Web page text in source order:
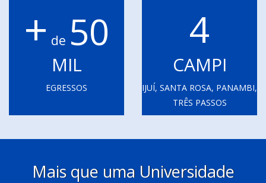
+ de 50
MIL
EGRESSOS
4
CAMPI
IJUÍ, SANTA ROSA, PANAMBI,
TRÊS PASSOS
Mais que uma Universidade